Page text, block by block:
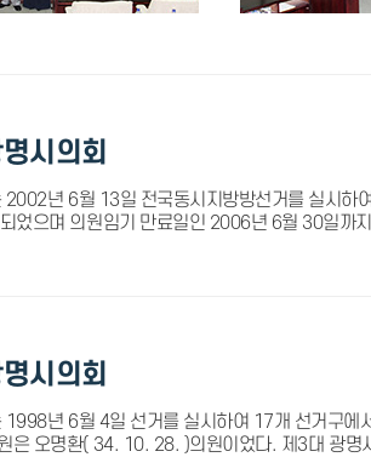
시의회
2002년 6월 13일 전국동시지방방선거를 실시
었으며 의원임기 만료일인 2006년 6월 30일까
시의회
1998년 6월 4일 선거를 실시하여 17개 선거구
은 오명환( 34. 10. 28. )의원이었다. 제3대 광